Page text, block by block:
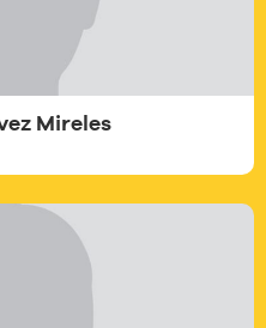
Mireles